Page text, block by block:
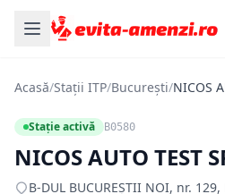
Acasă/Stații ITP/București/NICOS
Stație activă B0580
NICOS AUTO TEST
B-DUL BUCUREŞTII NOI, nr.